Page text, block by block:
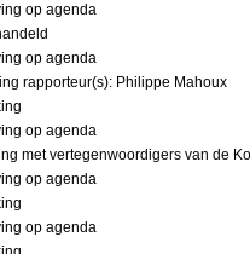
op agenda
op agenda
rapporteur(s): Philippe Mahoux
op agenda
met vertegenwoordigers van de
op agenda
op agenda